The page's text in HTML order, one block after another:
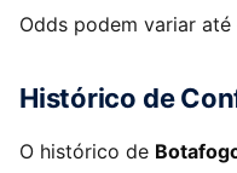
Odds podem variar
Histórico de
O histórico de